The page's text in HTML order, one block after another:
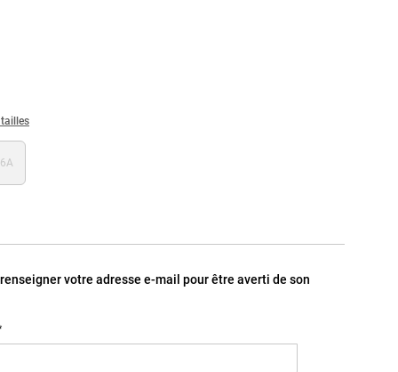
tailles
votre adresse e-mail pour être averti de son